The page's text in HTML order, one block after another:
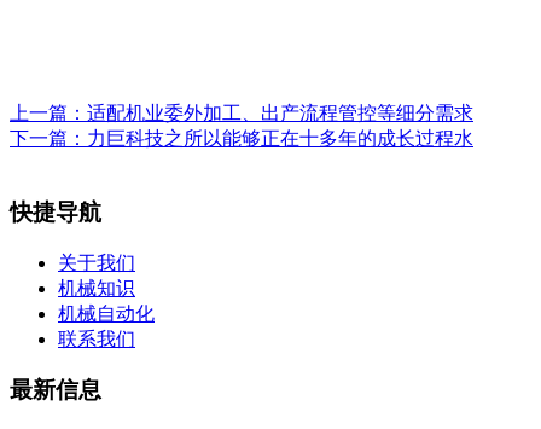
上一篇： 适配机业委外加工、出产流程管控等细分需求
下一篇： 力巨科技之所以能够正在十多年的成长过程水
快捷导航
关于我们
机械知识
机械自动化
联系我们
最新信息